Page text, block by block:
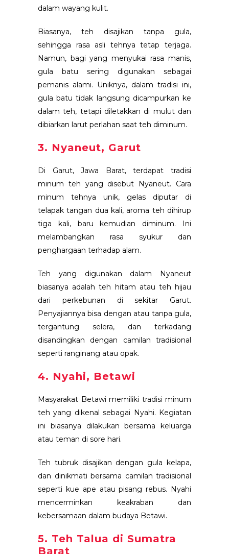
dalam wayang kulit.
Biasanya, teh disajikan tanpa gula,
sehingga rasa asli tehnya tetap terjaga.
Namun, bagi yang menyukai rasa manis,
gula batu sering digunakan sebagai
pemanis alami. Uniknya, dalam tradisi ini,
gula batu tidak langsung dicampurkan ke
dalam teh, tetapi diletakkan di mulut dan
dibiarkan larut perlahan saat teh diminum.
3. Nyaneut, Garut
Di Garut, Jawa Barat, terdapat tradisi
minum teh yang disebut Nyaneut. Cara
minum tehnya unik, gelas diputar di
telapak tangan dua kali, aroma teh dihirup
tiga kali, baru kemudian diminum. Ini
melambangkan rasa syukur dan
penghargaan terhadap alam.
Teh yang digunakan dalam Nyaneut
biasanya adalah teh hitam atau teh hijau
dari perkebunan di sekitar Garut.
Penyajiannya bisa dengan atau tanpa gula,
tergantung selera, dan terkadang
disandingkan dengan camilan tradisional
seperti ranginang atau opak.
4. Nyahi, Betawi
Masyarakat Betawi memiliki tradisi minum
teh yang dikenal sebagai Nyahi. Kegiatan
ini biasanya dilakukan bersama keluarga
atau teman di sore hari.
Teh tubruk disajikan dengan gula kelapa,
dan dinikmati bersama camilan tradisional
seperti kue ape atau pisang rebus. Nyahi
mencerminkan keakraban dan
kebersamaan dalam budaya Betawi.
5. Teh Talua di Sumatra
Barat